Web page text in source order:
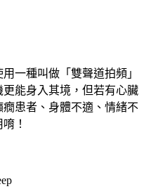
一種叫做「雙聲道拍頻」
能身入其境，但若有心臟
患者、身體不適、情緒不
！